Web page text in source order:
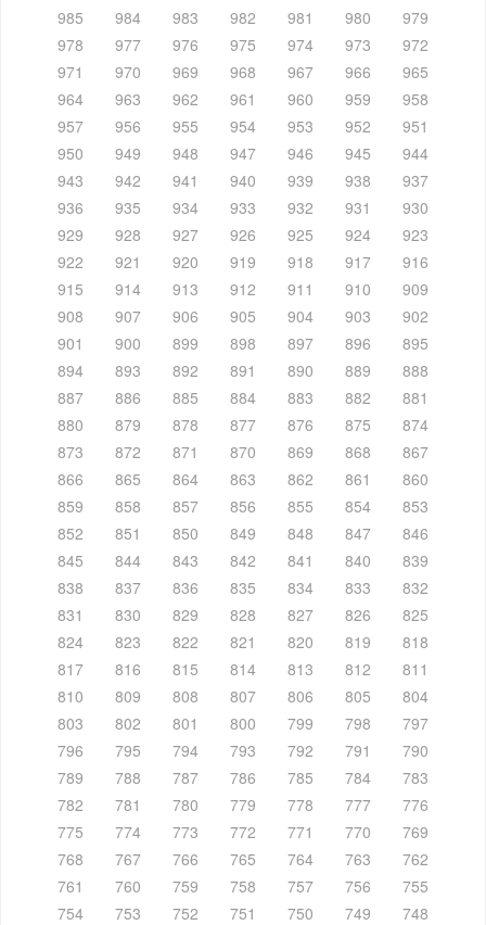
985
984 983 982 981 980
979
978
977 976 975 974 973
972
971
970 969 968 967 966
965
964
963 962 961 960 959
958
957
956 955 954 953 952
951
950
949 948 947 946 945
944
943
942 941 940 939 938
937
936
935 934 933 932 931
930
929
928 927 926 925 924
923
922
921 920 919 918 917
916
915
914 913 912 911 910
909
908
907 906 905 904 903
902
901
900 899 898 897 896
895
894
893 892 891 890 889
888
887
886 885 884 883 882
881
880
879 878 877 876 875
874
873
872 871 870 869 868
867
866
865 864 863 862 861
860
859
858 857 856 855 854
853
852
851 850 849 848 847
846
845
844 843 842 841 840
839
838
837 836 835 834 833
832
831
830 829 828 827 826
825
824
823 822 821 820 819
818
817
816 815 814 813 812
811
810
809 808 807 806 805
804
803
802 801 800 799 798
797
796
795 794 793 792 791
790
789
788 787 786 785 784
783
782
781 780 779 778 777
776
775
774 773 772 771 770
769
768
767 766 765 764 763
762
761
760 759 758 757 756
755
754
753 752 751 750 749
748